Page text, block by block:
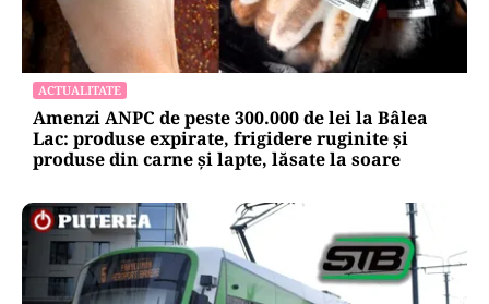
ACTUALITATE
Amenzi ANPC de peste 300.000 de lei la Bâlea
Lac: produse expirate, frigidere ruginite și
produse din carne și lapte, lăsate la soare